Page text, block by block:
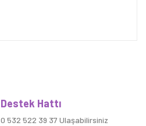
Destek Hattı
0 532 522 39 37 Ulaşabilirsiniz